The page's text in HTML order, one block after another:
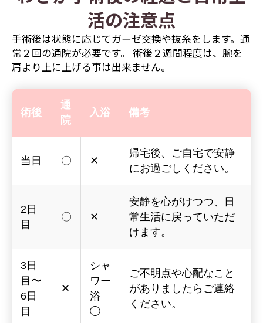
活の注意点
手術後は状態に応じてガーゼ交換や抜糸をします。通
常２回の通院が必要です。 術後２週間程度は、腕を
肩より上に上げる事は出来ません。
術後
通
院
入浴 備考
当日 〇 ✕
帰宅後、ご自宅で安静
にお過ごしください。
2日
目
〇 ✕
安静を心がけつつ、日
常生活に戻っていただ
けます。
3日
目〜
6日
目
✕
シャ
ワー
浴
◯
ご不明点や心配なこと
がありましたらご連絡
ください。